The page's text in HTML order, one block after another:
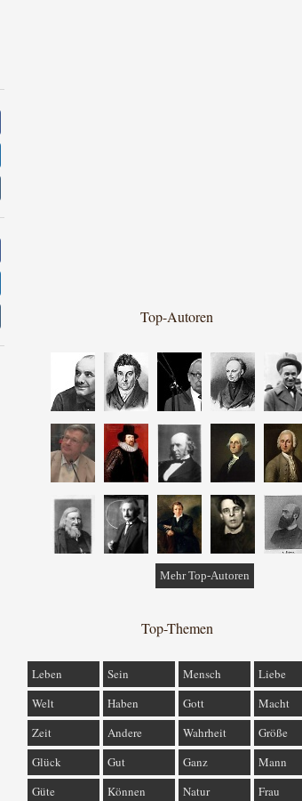
Top-Autoren
Mehr Top-Autoren
Top-Themen
Leben Sein Mensch
Liebe
Welt
Haben Gott
Macht
Zeit
Andere Wahrheit
Größe
Glück
Gut Ganz
Mann
Güte
Können Natur Frau